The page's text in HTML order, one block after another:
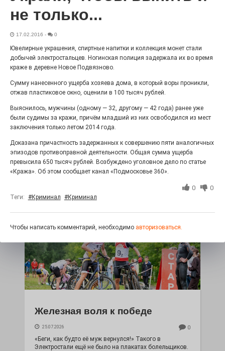
Юбилейным курсом
26.07.2026
Гордость за ордена! Заводская улица Горького
Железная воля к победе
25.07.2026 0
«Беги, как будто её муж вернулся!» Такого в
Электростали ещё не было на плакатах болельщиков.
не только...
17.02.2016 - 0
Ювелирные украшения, спиртные напитки и коллекция монет стали
добычей электростальцев. Ногинская полиция задержала их во время
краже в деревне Новое Подвязново.
Сумму нанесенного ущерба хозяева дома, в который воры проникли,
отжав пластиковое окно, оценили в 100 тысяч рублей.
Выяснилось, мужчины (одному — 32, другому — 42 года) ранее уже
были судимы за кражи, причём младший из них освободился из мест
заключения только летом 2014 года.
Доказана причастность задержанных к совершению пяти аналогичных
эпизодов противоправной деятельности. Общая сумма ущерба
превысила 650 тысяч рублей. Возбуждено уголовное дело по статье
«Кража». Об этом сообщает канал «Подмосковье 360».
0 0
Теги: #Криминал #Криминал
Чтобы написать комментарий, необходимо авторизоваться.